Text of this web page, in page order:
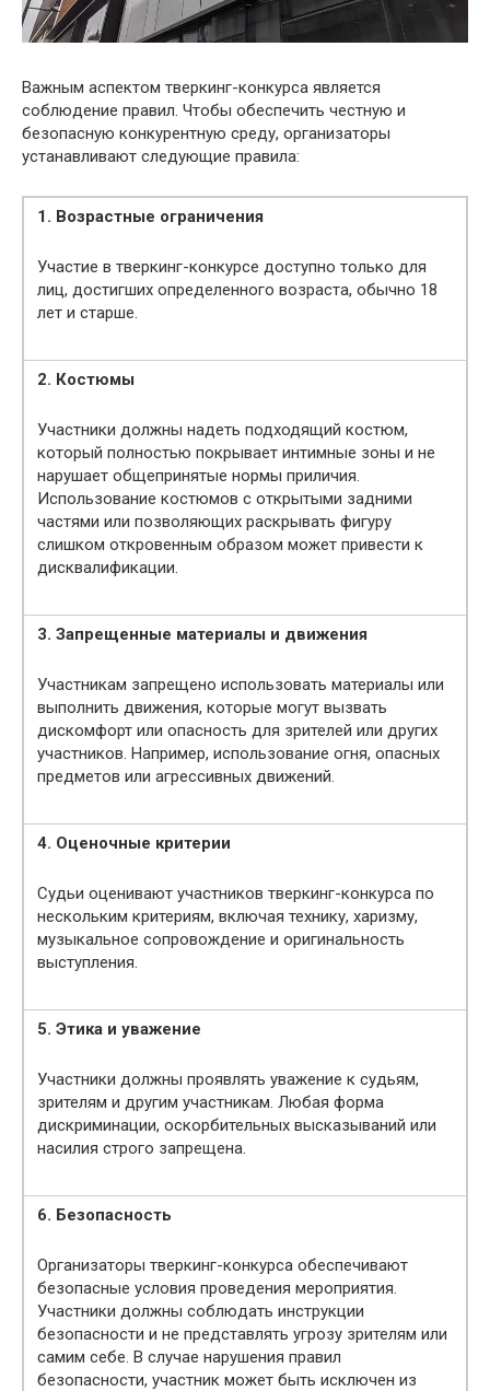
Важным аспектом тверкинг-конкурса является
соблюдение правил. Чтобы обеспечить честную и
безопасную конкурентную среду, организаторы
устанавливают следующие правила:
1. Возрастные ограничения
Участие в тверкинг-конкурсе доступно только для
лиц, достигших определенного возраста, обычно 18
лет и старше.
2. Костюмы
Участники должны надеть подходящий костюм,
который полностью покрывает интимные зоны и не
нарушает общепринятые нормы приличия.
Использование костюмов с открытыми задними
частями или позволяющих раскрывать фигуру
слишком откровенным образом может привести к
дисквалификации.
3. Запрещенные материалы и движения
Участникам запрещено использовать материалы или
выполнить движения, которые могут вызвать
дискомфорт или опасность для зрителей или других
участников. Например, использование огня, опасных
предметов или агрессивных движений.
4. Оценочные критерии
Судьи оценивают участников тверкинг-конкурса по
нескольким критериям, включая технику, харизму,
музыкальное сопровождение и оригинальность
выступления.
5. Этика и уважение
Участники должны проявлять уважение к судьям,
зрителям и другим участникам. Любая форма
дискриминации, оскорбительных высказываний или
насилия строго запрещена.
6. Безопасность
Организаторы тверкинг-конкурса обеспечивают
безопасные условия проведения мероприятия.
Участники должны соблюдать инструкции
безопасности и не представлять угрозу зрителям или
самим себе. В случае нарушения правил
безопасности, участник может быть исключен из